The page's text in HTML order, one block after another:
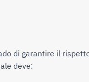
di garantire il
deve: